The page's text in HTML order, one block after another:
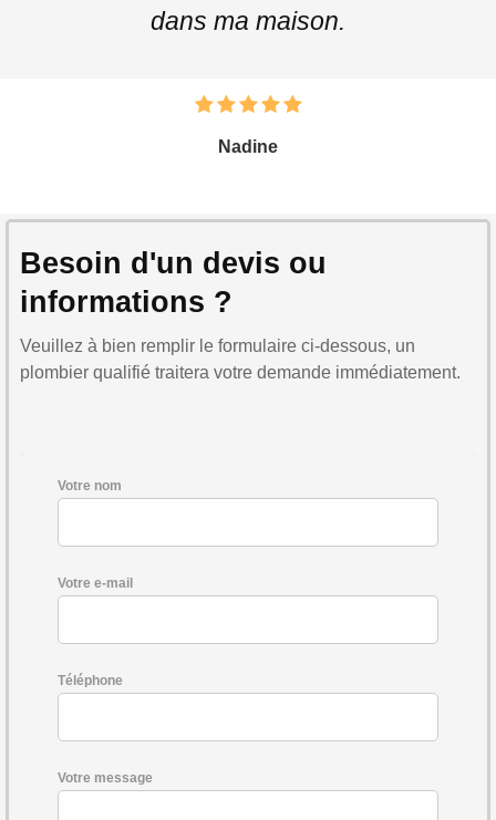
dans ma maison.
Nadine
Besoin d'un devis ou
informations ?
Veuillez à bien remplir le formulaire ci-dessous, un
plombier qualifié traitera votre demande immédiatement.
Votre nom
Votre e-mail
Téléphone
Votre message